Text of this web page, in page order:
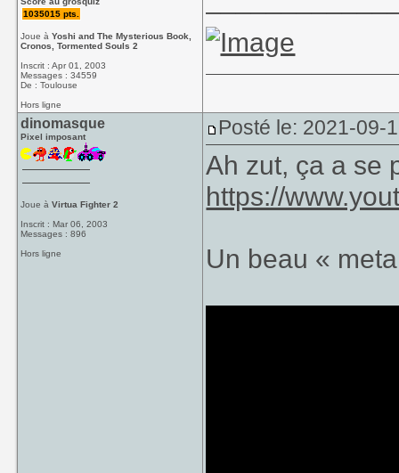
1035015 pts.
Joue àYoshi and The Mysterious Book,
Cronos, Tormented Souls 2
Inscrit : Apr 01, 2003
Messages : 34559
De : Toulouse
Hors ligne
dinomasque
Pixel imposant
Joue àVirtua Fighter 2
Inscrit : Mar 06, 2003
Messages : 896
Hors ligne
Posté le: 2021-09-
Ah zut, ça a se
https://
Un beau «